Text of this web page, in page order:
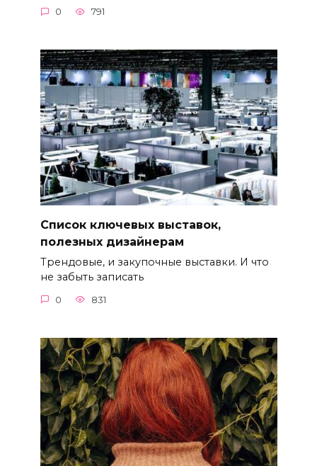
0 791
Список ключевых выставок,
полезных дизайнерам
Трендовые, и закупочные выставки. И что
не забыть записать
0 831